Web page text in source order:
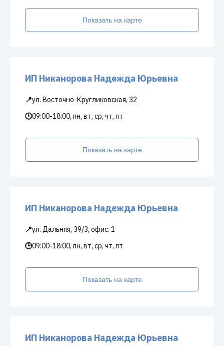
Показать на карте
ИП Никанорова Надежда Юрьевна
📍ул. Восточно-Кругликовская, 32
🕒09:00-18:00, пн, вт, ср, чт, пт
Показать на карте
ИП Никанорова Надежда Юрьевна
📍ул. Дальняя, 39/3, офис. 1
🕒09:00-18:00, пн, вт, ср, чт, пт
Показать на карте
ИП Никанорова Надежда Юрьевна